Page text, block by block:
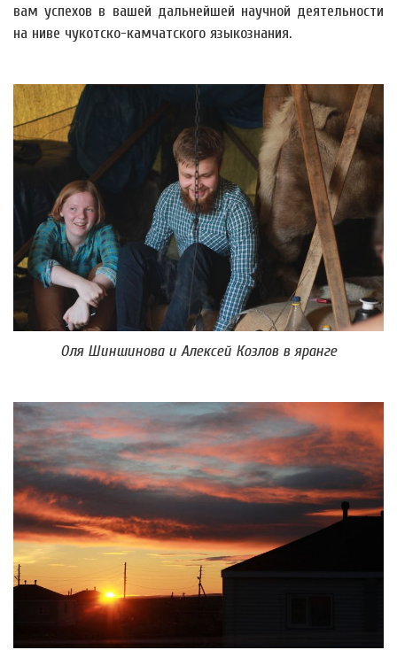
вам успехов в вашей дальнейшей научной деятельности
на ниве чукотско-камчатского языкознания.
Оля Шиншинова и Алексей Козлов в яранге